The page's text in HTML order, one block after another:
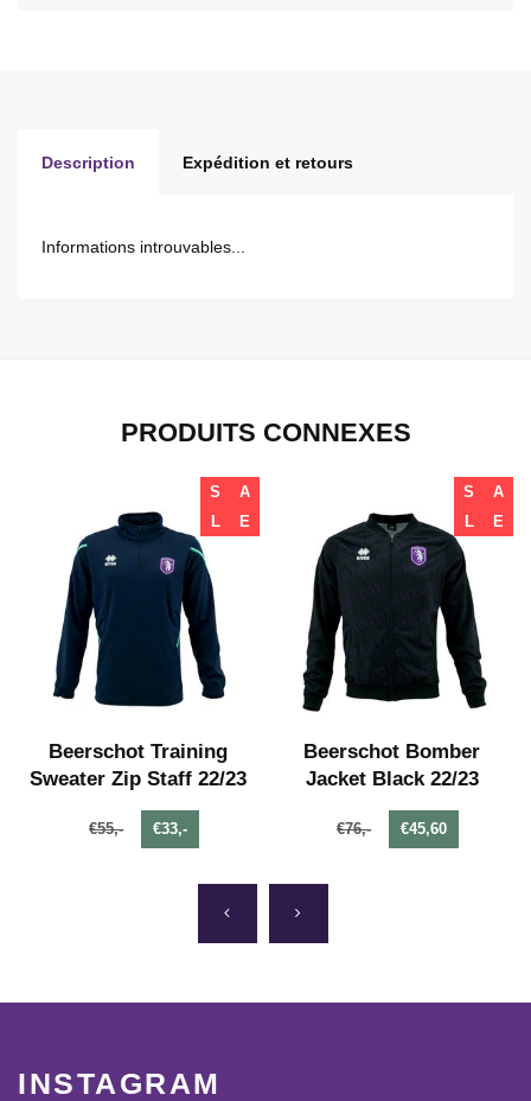
Description Expédition et retours
Informations introuvables...
PRODUITS CONNEXES
S
A
L
E
Beerschot Training
Sweater Zip Staff 22/23
€55,- €33,-
S
A
L
E
Beerschot Bomber
Jacket Black 22/23
€76,- €45,60
INSTAGRAM